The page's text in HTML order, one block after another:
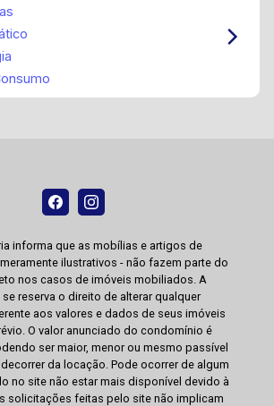
informa que as mobílias e artigos de
ilustrativos - não fazem parte do
nos casos de imóveis mobiliados. A
reserva o direito de alterar qualquer
aos valores e dados de seus imóveis
O valor anunciado do condomínio é
ser maior, menor ou mesmo passível
da locação. Pode ocorrer de algum
no site não estar mais disponível devido à
solicitações feitas pelo site não implicam